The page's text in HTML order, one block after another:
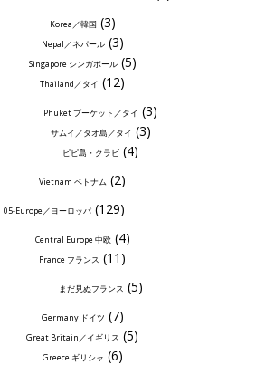
Korea／韓国 (3)
Nepal／ネパール(3)
Singapore シンガポール(5)
Thailand／タイ (12)
Phuket プーケット／タイ (3)
サムイ／タオ島／タイ (3)
ピピ島・クラビ (4)
Vietnam ベトナム (2)
05-Europe／ヨーロッパ (129)
Central Europe 中欧 (4)
France フランス (11)
まだ見ぬフランス (5)
Germany ドイツ (7)
Great Britain／イギリス (5)
Greece ギリシャ (6)